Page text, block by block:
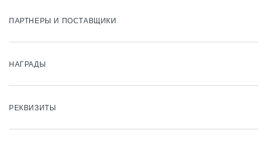
ПАРТНЕРЫ И ПОСТАВЩИКИ
НАГРАДЫ
РЕКВИЗИТЫ